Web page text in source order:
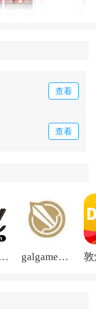
疫苗接种记录管
苗接种记录。
讨论，有效提高
查看
查看
PGT画质助手旧版 galgame游戏盒子2026